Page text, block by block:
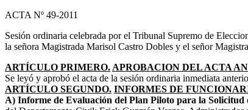
ACTA Nº 49-2011
Sesión ordinaria celebrada por el Tribunal Supremo de
la señora Magistrada Marisol Castro Dobles y el señor
ARTÍCULO PRIMERO. APROBACION DEL ACTA
Se leyó y aprobó el acta de la sesión ordinaria inmediata
ARTÍCULO SEGUNDO. INFORMES DE
A) Informe de Evaluación del Plan Piloto para la Solicitud